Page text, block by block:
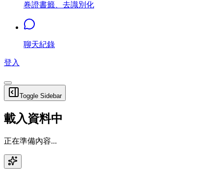
卷證書籤、去識別化
聊天紀錄
登入
Toggle Sidebar
載入資料中
正在準備內容...